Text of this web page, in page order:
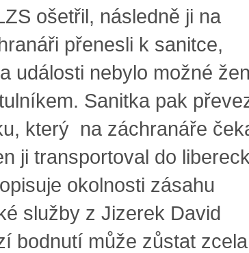
ošetřil, následně ji na
přenesli k sanitce,
události nebylo možné
Sanitka pak
který na záchranáře
ji transportoval do
okolnosti zásahu
služby z Jizerek David
bodnutí může zůstat